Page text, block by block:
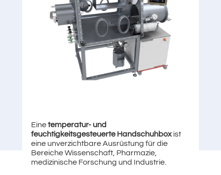
Einetemperatur- und
feuchtigkeitsgesteuerte Handschuhboxist
eine unverzichtbare Ausrüstung für die
Bereiche Wissenschaft, Pharmazie,
medizinische Forschung und Industrie.